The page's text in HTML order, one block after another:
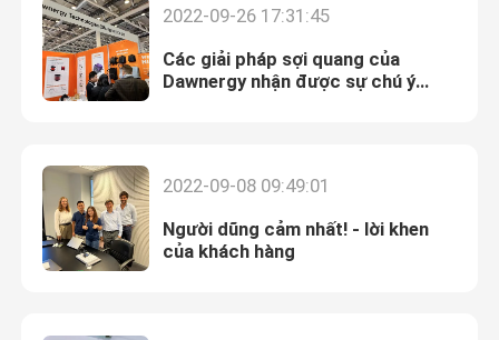
2022-09-26 17:31:45
Các giải pháp sợi quang của
Dawnergy nhận được sự chú ý
2022-09-08 09:49:01
Người dũng cảm nhất! - lời khen
của khách hàng